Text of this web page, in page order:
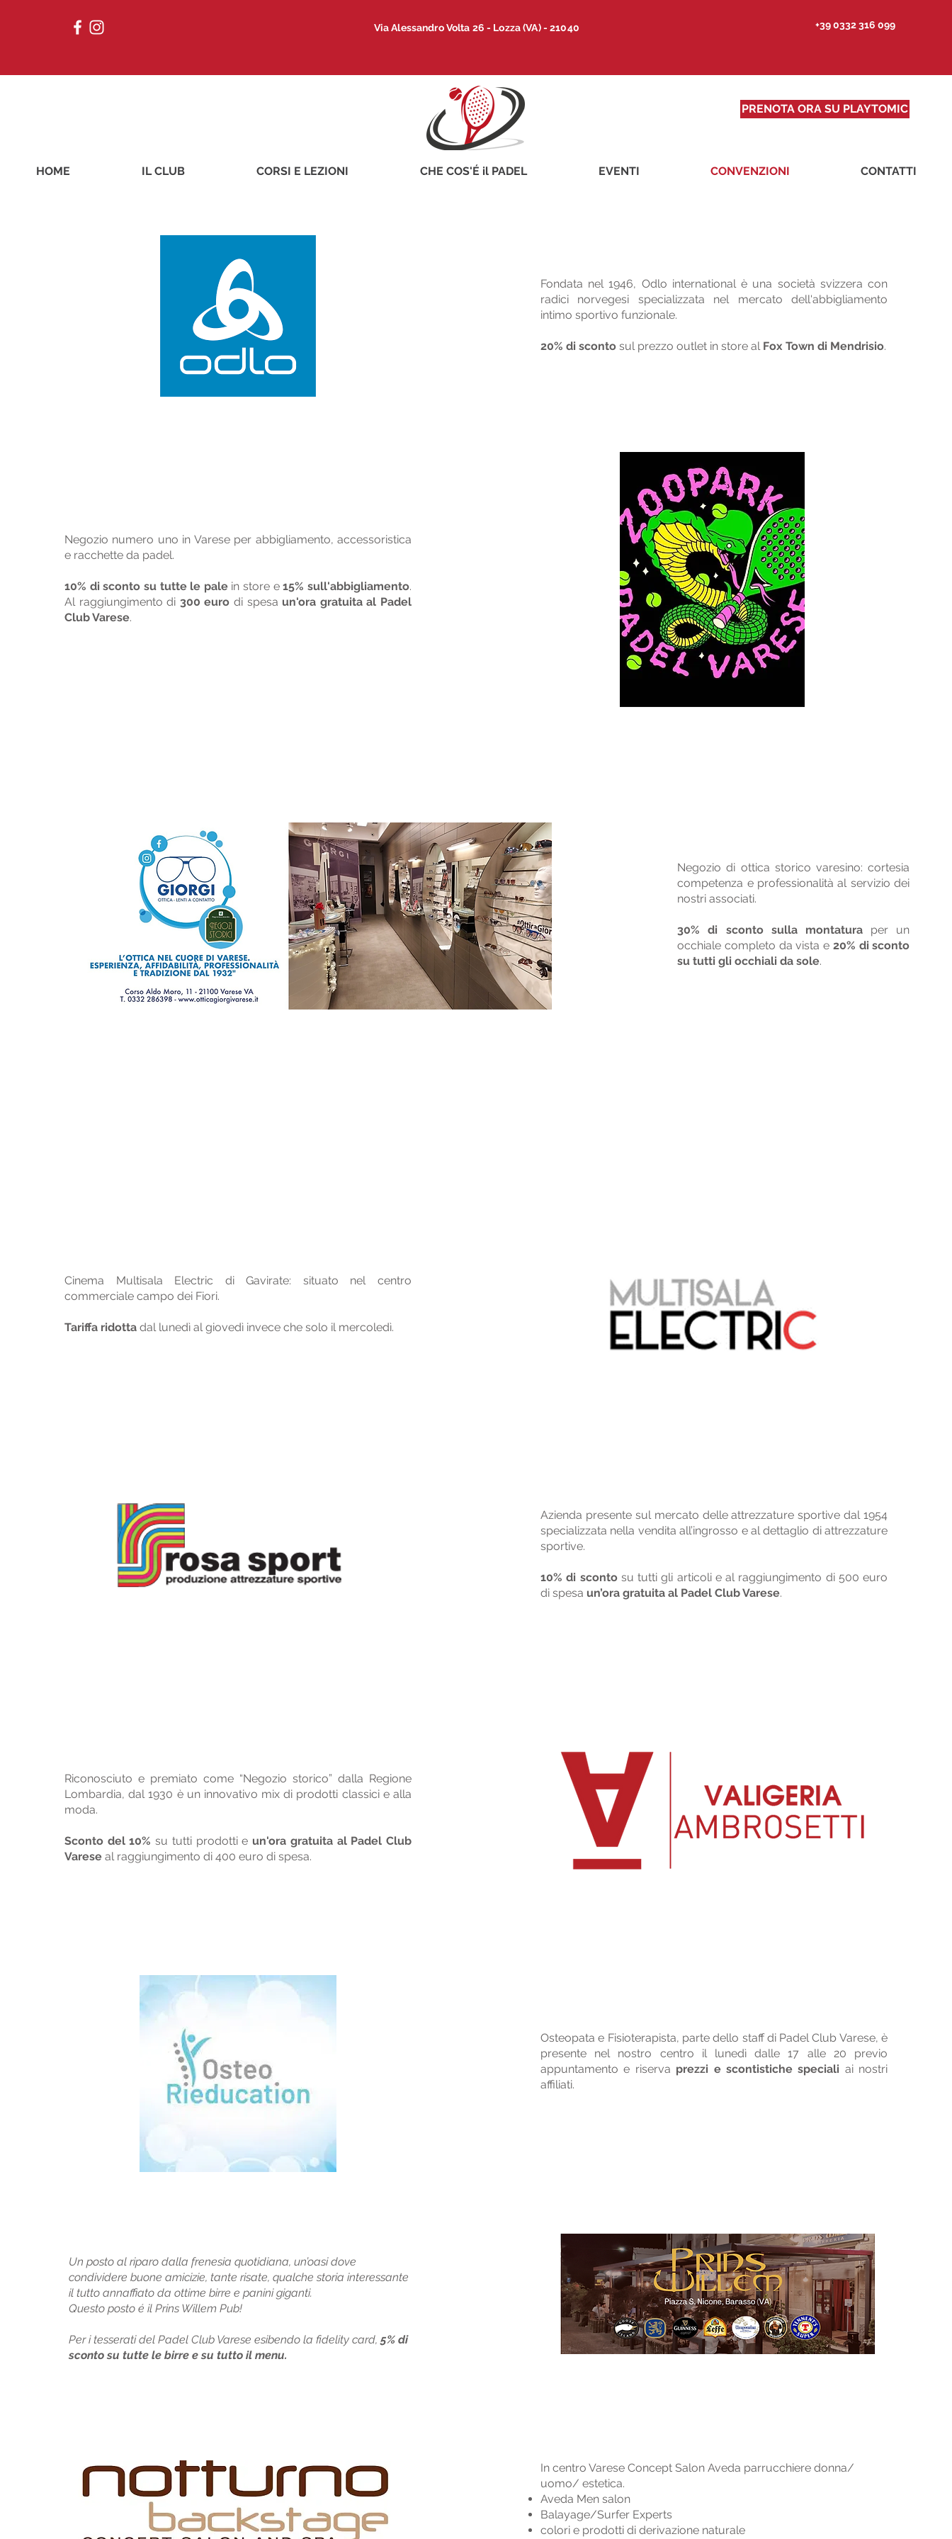
PRENOTA ORA SU PLAYTOMIC
Via Alessandro Volta 26 - Lozza (VA) - 21040 +39 0332 316 099
HOME IL CLUB CORSI E LEZIONI CHE COS'É il PADEL EVENTI CONVENZIONI CONTATTI
Fondata nel 1946, Odlo international è una società svizzera con
radici norvegesi specializzata nel mercato dell'abbigliamento
intimo sportivo funzionale.
20% di sconto sul prezzo outlet in store al Fox Town di Mendrisio.
Negozio numero uno in Varese per abbigliamento, accessoristica
e racchette da padel.
10% di sconto su tutte le palein store e15% sull'abbigliamento.
Al raggiungimento di 300 euro di spesa un'ora gratuita al Padel
Club Varese.
Negozio di ottica storico varesino: cortesia
competenza e professionalità al servizio dei
nostri associati.
30% di sconto sulla montaturaper un
occhiale completo da vista e 20% di sconto
su tutti gli occhiali da sole.
Cinema Multisala Electric di Gavirate: situato nel centro
commerciale campo dei Fiori.
Tariffa ridotta dal lunedì al giovedì invece che solo il mercoledì.
Azienda presente sul mercato delle attrezzature sportive dal 1954
specializzata nella vendita all’ingrosso e al dettaglio di attrezzature
sportive.
10% di scontosu tutti gli articoli e al raggiungimento di 500 euro
di spesa un’ora gratuita al Padel Club Varese.
Riconosciuto e premiato come “Negozio storico” dalla Regione
Lombardia, dal 1930 è un innovativo mix di prodotti classici e alla
moda.
Sconto del 10% su tutti prodotti e un'ora gratuita al Padel Club
Varese al raggiungimento di 400 euro di spesa.
Un posto al riparo dalla frenesia quotidiana, un’oasi dove
condividere buone amicizie, tante risate, qualche storia interessante
il tutto annaffiato da ottime birre e panini giganti.
Questo posto é il Prins Willem Pub!
Per i tesserati del Padel Club Varese esibendo la fidelity card, 5% di
sconto su tutte le birre e su tutto il menu.
Osteopata e Fisioterapista, parte dello staff di Padel Club Varese, è
presente nel nostro centro il lunedì dalle 17 alle 20 previo
appuntamento e riserva prezzi e scontistiche speciali ai nostri
affiliati.
In centro Varese Concept Salon Aveda parrucchiere donna/
uomo/ estetica.
Aveda Men salon
Balayage/Surfer Experts
colori e prodotti di derivazione naturale